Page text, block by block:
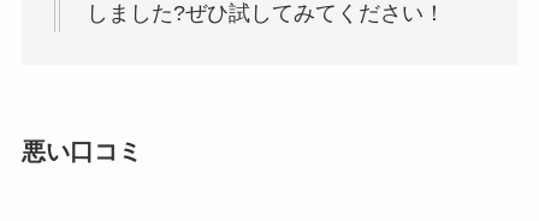
しました?ぜひ試してみてください！
悪い口コミ